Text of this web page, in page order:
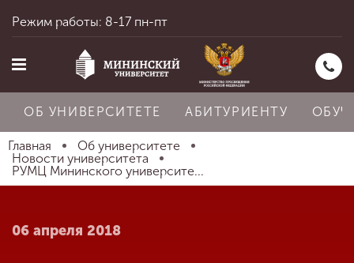
Главная
Режим работы: 8-17 пн-пт
ОБ УНИВЕРСИТЕТЕ АБИТУРИЕНТУ
Главная
Об университете
Новости университета
РУМЦ Мининского университе...
06 апреля 2018